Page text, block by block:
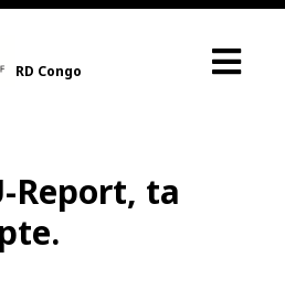
RD Congo
Report, ta